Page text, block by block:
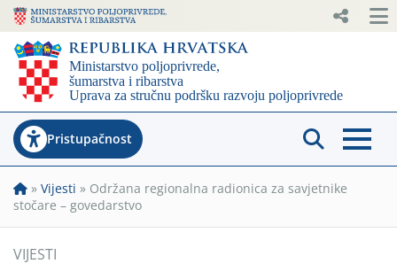
Pristupačnost
» Vijesti » Održana regionalna radionica za savjetnike
stočare – govedarstvo
VIJESTI